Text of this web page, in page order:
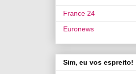
France 24
Euronews
Sim, eu vos espreito!